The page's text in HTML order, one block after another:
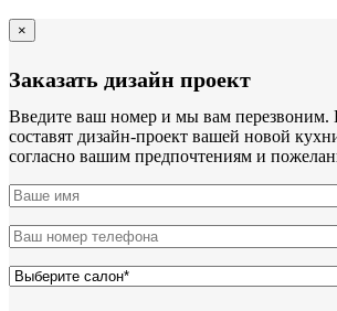
×
Заказать дизайн проект
Введите ваш номер и мы вам
составят дизайн-проект вашей новой
согласно вашим предпочтениям и